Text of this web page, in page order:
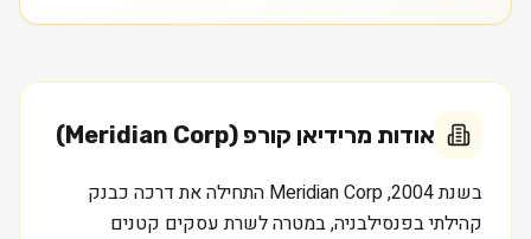
אודות מרידיאן קורפ (Meridian Corp)
בשנת 2004, Meridian Corp התחילה את דרכה כבנק
קהילתי בפנסילבניה, במטרה לשרת עסקים קטנים